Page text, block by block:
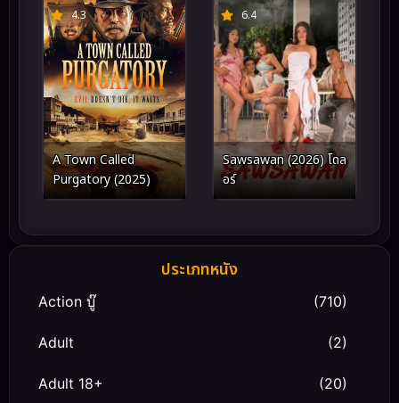
4.3
A Town Called
Purgatory (2025)
6.4
Sawsawan (2026) โดล
อร์
ประเภทหนัง
Action บู๊ (710)
Adult (2)
Adult 18+ (20)